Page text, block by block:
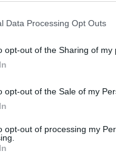
Data Processing Opt Outs
opt-out of the Sharing of my
opt-out of the Sale of my
opt-out of processing my
is van – a
is
harmadik,
vizsgálatát